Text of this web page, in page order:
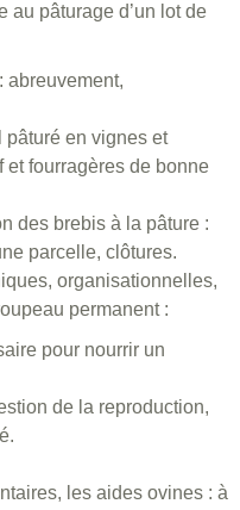
au pâturage d’un lot de
abreuvement,
pâturé en vignes et
et fourragères de bonne
des brebis à la pâture :
parcelle, clôtures.
organisationnelles,
permanent :
pour nourrir un
de la reproduction,
les aides ovines : à